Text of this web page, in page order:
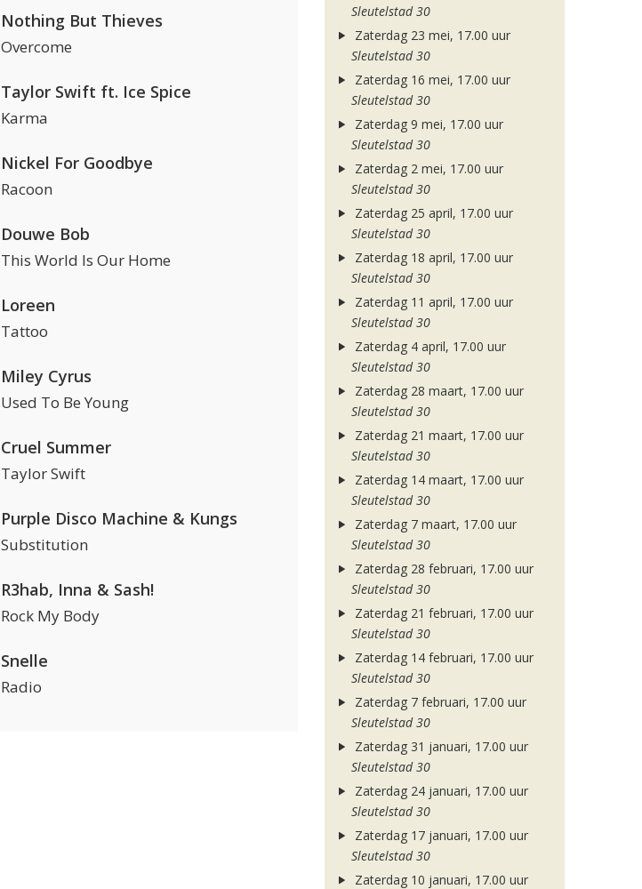
Nothing But Thieves
Overcome
Taylor Swift ft. Ice Spice
Karma
Nickel For Goodbye
Racoon
Douwe Bob
This World Is Our Home
Loreen
Tattoo
Miley Cyrus
Used To Be Young
Cruel Summer
Taylor Swift
Purple Disco Machine & Kungs
Substitution
R3hab, Inna & Sash!
Rock My Body
Snelle
Radio
Sleutelstad 30
Zaterdag 23 mei, 17.00 uur
Sleutelstad 30
Zaterdag 16 mei, 17.00 uur
Sleutelstad 30
Zaterdag 9 mei, 17.00 uur
Sleutelstad 30
Zaterdag 2 mei, 17.00 uur
Sleutelstad 30
Zaterdag 25 april, 17.00 uur
Sleutelstad 30
Zaterdag 18 april, 17.00 uur
Sleutelstad 30
Zaterdag 11 april, 17.00 uur
Sleutelstad 30
Zaterdag 4 april, 17.00 uur
Sleutelstad 30
Zaterdag 28 maart, 17.00 uur
Sleutelstad 30
Zaterdag 21 maart, 17.00 uur
Sleutelstad 30
Zaterdag 14 maart, 17.00 uur
Sleutelstad 30
Zaterdag 7 maart, 17.00 uur
Sleutelstad 30
Zaterdag 28 februari, 17.00 uur
Sleutelstad 30
Zaterdag 21 februari, 17.00 uur
Sleutelstad 30
Zaterdag 14 februari, 17.00 uur
Sleutelstad 30
Zaterdag 7 februari, 17.00 uur
Sleutelstad 30
Zaterdag 31 januari, 17.00 uur
Sleutelstad 30
Zaterdag 24 januari, 17.00 uur
Sleutelstad 30
Zaterdag 17 januari, 17.00 uur
Sleutelstad 30
Zaterdag 10 januari, 17.00 uur